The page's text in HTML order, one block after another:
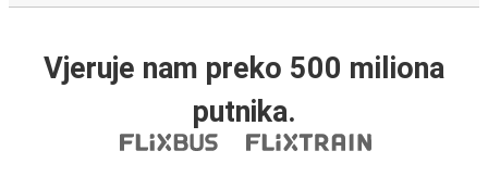
Vjeruje nam preko 500 miliona
putnika.